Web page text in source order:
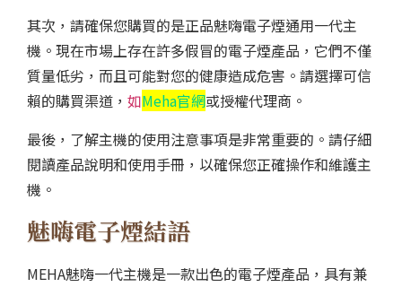
其次，請確保您購買的是正品魅嗨電子煙通用一代主
機。現在市場上存在許多假冒的電子煙產品，它們不僅
質量低劣，而且可能對您的健康造成危害。請選擇可信
賴的購買渠道， 如Meha官網或授權代理商。
最後，了解主機的使用注意事項是非常重要的。請仔細
閱讀產品說明和使用手冊，以確保您正確操作和維護主
機。
魅嗨電子煙結語
MEHA魅嗨一代主機是一款出色的電子煙產品，具有兼